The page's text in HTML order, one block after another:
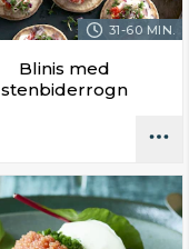
31-60 MIN.
Blinis med
stenbiderrogn